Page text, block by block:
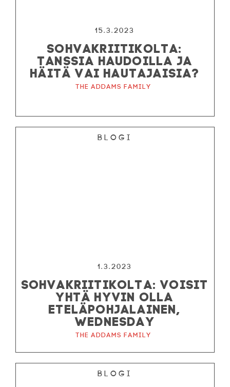
15.3.2023
SOHVAKRIITIKOLTA:
TANSSIA HAUDOILLA JA
HÄITÄ VAI HAUTAJAISIA?
The Addams Family
Blogi
1.3.2023
SOHVAKRIITIKOLTA: VOISIT
YHTÄ HYVIN OLLA
ETELÄPOHJALAINEN,
WEDNESDAY
The Addams Family
Blogi